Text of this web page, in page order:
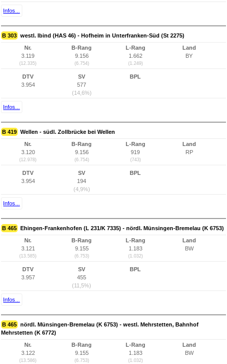
Infos...
B 303 westl. Ibind (HAS 46) - Hofheim in Unterfranken-Süd (St 2275)
Nr.
3.119
(12.335)
B-Rang
9.156
(6.754)
L-Rang
1.662
(1.249)
Land
BY
DTV
3.954
SV
577
(14,6%)
BPL
Infos...
B 419 Wellen - südl. Zollbrücke bei Wellen
Nr.
3.120
(12.978)
B-Rang
9.156
(6.754)
L-Rang
919
(743)
Land
RP
DTV
3.954
SV
194
(4,9%)
BPL
Infos...
B 465 Ehingen-Frankenhofen (L 231/K 7335) - nördl. Münsingen-Bremelau (K 6753)
Nr.
3.121
(13.585)
B-Rang
9.155
(6.753)
L-Rang
1.183
(1.032)
Land
BW
DTV
3.957
SV
455
(11,5%)
BPL
Infos...
B 465 nördl. Münsingen-Bremelau (K 6753) - westl. Mehrstetten, Bahnhof
Mehrstetten (K 6772)
Nr.
3.122
(13.586)
B-Rang
9.155
(6.753)
L-Rang
1.183
(1.032)
Land
BW